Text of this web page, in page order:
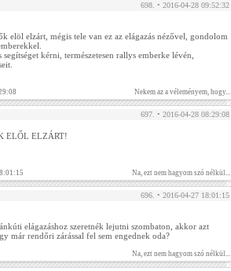
698. • 2016-04-28 09:52:32
elöl elzárt, mégis tele van ez az elágazás nézővel, gondolom
kérni, természetesen rallys emberke lévén,
Nekem az a véleményem, hogy...
697. • 2016-04-28 08:29:08
ELŐL ELZÁRT!
Na, ezt nem hagyom szó nélkül...
696. • 2016-04-27 18:01:15
elágazáshoz szeretnék lejutni szombaton, akkor azt
már rendőri zárással fel sem engednek oda?
Na, ezt nem hagyom szó nélkül...